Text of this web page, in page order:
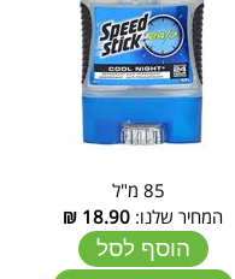
המחיר שלנו: 18.90
₪
הוסף לסל